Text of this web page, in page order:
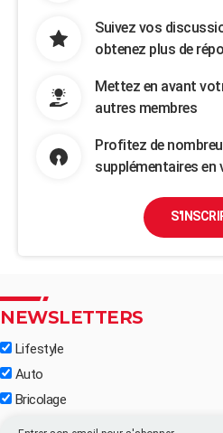
Suivez vos
obtenez plus de
Mettez en avant
autres membres
Profitez de
supplémentaires
NEWSLETTERS
Lifestyle
Auto
Bricolage